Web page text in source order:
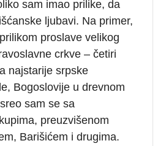
sam imao prilike, da
ljubavi. Na primer,
proslave velikog
crkve – četiri
najstarije srpske
Bogoslovije u drevnom
sam se sa
preuzvišenom
Barišićem i drugima.